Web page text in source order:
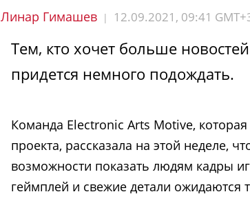
Линар Гимашев | 12.09.2021, 09:41
Тем, кто хочет больше
придется немного подождать.
Команда Electronic Arts Motive,
проекта, рассказала на этой неделе,
возможности показать людям кадры
геймплей и свежие детали ожидаются